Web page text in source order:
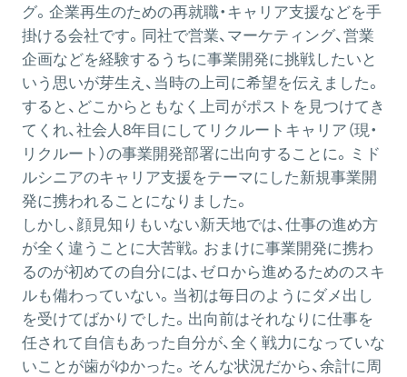
グ。企業再生のための再就職・キャリア支援などを手
掛ける会社です。同社で営業、マーケティング、営業
企画などを経験するうちに事業開発に挑戦したいと
いう思いが芽生え、当時の上司に希望を伝えました。
すると、どこからともなく上司がポストを見つけてき
てくれ、社会人8年目にしてリクルートキャリア（現・
リクルート）の事業開発部署に出向することに。ミド
ルシニアのキャリア支援をテーマにした新規事業開
発に携われることになりました。
しかし、顔見知りもいない新天地では、仕事の進め方
が全く違うことに大苦戦。おまけに事業開発に携わ
るのが初めての自分には、ゼロから進めるためのスキ
ルも備わっていない。当初は毎日のようにダメ出し
を受けてばかりでした。出向前はそれなりに仕事を
任されて自信もあった自分が、全く戦力になっていな
いことが歯がゆかった。そんな状況だから、余計に周